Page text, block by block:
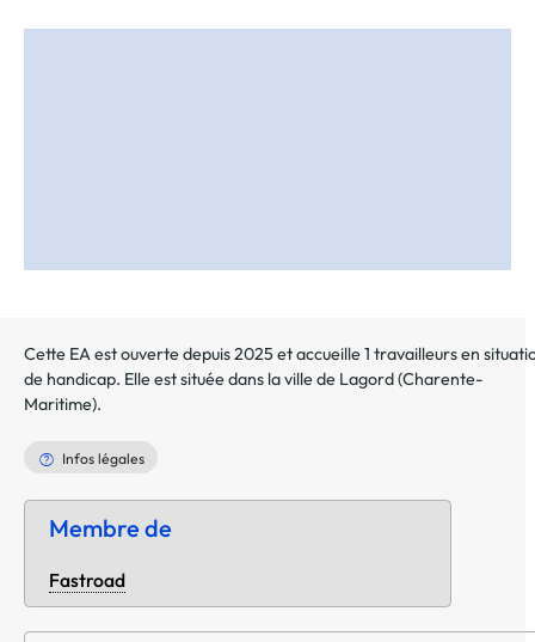
Cette EA est ouverte depuis 2025 et accueille 1 travailleurs en
de handicap. Elle est située dans la ville de Lagord(Charente-
Maritime).
Infos légales
Membre de
Fastroad